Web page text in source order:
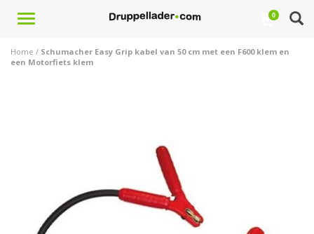
Toggle
0
Home / Schumacher Easy Grip kabel van 50 cm met een F600 klem en
een Motorfiets klem